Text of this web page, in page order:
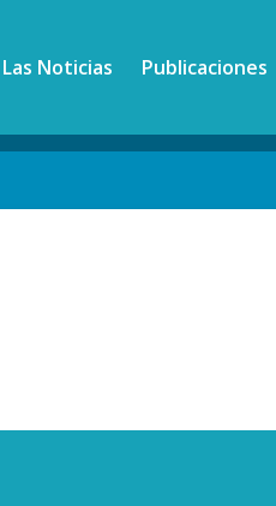
Las Noticias Publicaciones